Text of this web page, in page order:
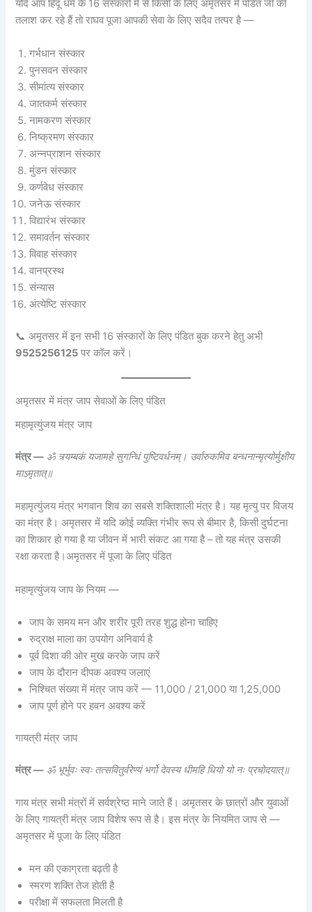
यदि आप हिंदू धर्म के 16 संस्कारों में से किसी के लिए अमृतसर में पंडित जी की
तलाश कर रहे हैं तो राघव पूजा आपकी सेवा के लिए सदैव तत्पर है —
गर्भधान संस्कार
पुनसवन संस्कार
सीमांत्य संस्कार
जातकर्म संस्कार
नामकरण संस्कार
निष्क्रमण संस्कार
अन्नप्राशन संस्कार
मुंडन संस्कार
कर्णवेध संस्कार
जनेऊ संस्कार
विद्यारंभ संस्कार
समावर्तन संस्कार
विवाह संस्कार
वानप्रस्थ
संन्यास
अंत्येष्टि संस्कार
📞 अमृतसर में इन सभी 16 संस्कारों के लिए पंडित बुक करने हेतु अभी
9525256125 पर कॉल करें।
अमृतसर में मंत्र जाप सेवाओं के लिए पंडित
महामृत्युंजय मंत्र जाप
मंत्र — ॐ त्र्यम्बकं यजामहे सुगन्धिं पुष्टिवर्धनम्। उर्वारुकमिव बन्धनान्मृत्योर्मुक्षीय
माऽमृतात्॥
महामृत्युंजय मंत्र भगवान शिव का सबसे शक्तिशाली मंत्र है। यह मृत्यु पर विजय
का मंत्र है। अमृतसर में यदि कोई व्यक्ति गंभीर रूप से बीमार है, किसी दुर्घटना
का शिकार हो गया है या जीवन में भारी संकट आ गया है – तो यह मंत्र उसकी
रक्षा करता है।अमृतसर में पूजा के लिए पंडित
महामृत्युंजय जाप के नियम —
जाप के समय मन और शरीर पूरी तरह शुद्ध होना चाहिए
रुद्राक्ष माला का उपयोग अनिवार्य है
पूर्व दिशा की ओर मुख करके जाप करें
जाप के दौरान दीपक अवश्य जलाएं
निश्चित संख्या में मंत्र जाप करें — 11,000 / 21,000 या 1,25,000
जाप पूर्ण होने पर हवन अवश्य करें
गायत्री मंत्र जाप
मंत्र — ॐ भूर्भुवः स्वः तत्सवितुर्वरेण्यं भर्गो देवस्य धीमहि धियो यो नः प्रचोदयात्॥
गाय मंत्र सभी मंत्रों में सर्वश्रेष्ठ माने जाते हैं। अमृतसर के छात्रों और युवाओं
के लिए गायत्री मंत्र जाप विशेष रूप से है। इस मंत्र के नियमित जाप से —
अमृतसर में पूजा के लिए पंडित
मन की एकाग्रता बढ़ती है
स्मरण शक्ति तेज होती है
परीक्षा में सफलता मिलती है